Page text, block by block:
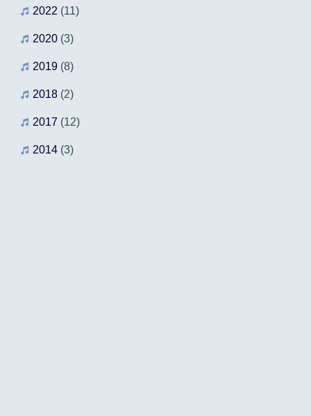
2022 (11)
2020 (3)
2019 (8)
2018 (2)
2017 (12)
2014 (3)